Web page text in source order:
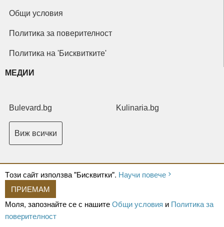
Tози сайт използва "Бисквитки". Научи повече
ПРИЕМАМ
Моля, запознайте се с нашитеОбщи условия и Политика за
поверителност
Общи условия
Политика за поверителност
Политика на 'Бисквитките'
МЕДИИ
Bulevard.bg Kulinaria.bg
Виж всички
Copyright © 2026 Ксениум ООД. Всички права запазени.
XeniumCompany.com